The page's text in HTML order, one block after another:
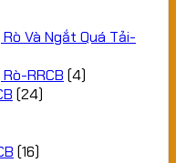
Và Ngắt Quá Tải-
RRCB (4)
(24)
(16)